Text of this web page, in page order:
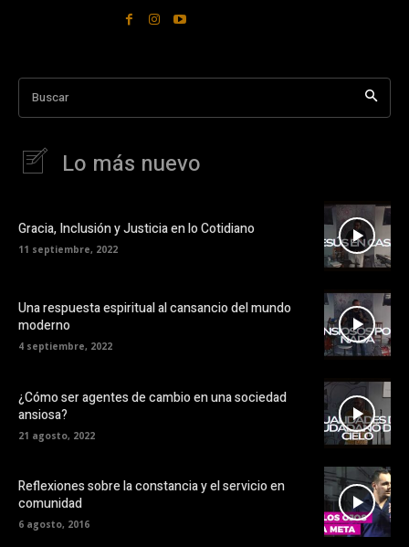
Buscar
Lo más nuevo
Gracia, Inclusión y Justicia en lo Cotidiano
11 septiembre, 2022
Una respuesta espiritual al cansancio del mundo
moderno
4 septiembre, 2022
¿Cómo ser agentes de cambio en una sociedad
ansiosa?
21 agosto, 2022
Reflexiones sobre la constancia y el servicio en
comunidad
6 agosto, 2016